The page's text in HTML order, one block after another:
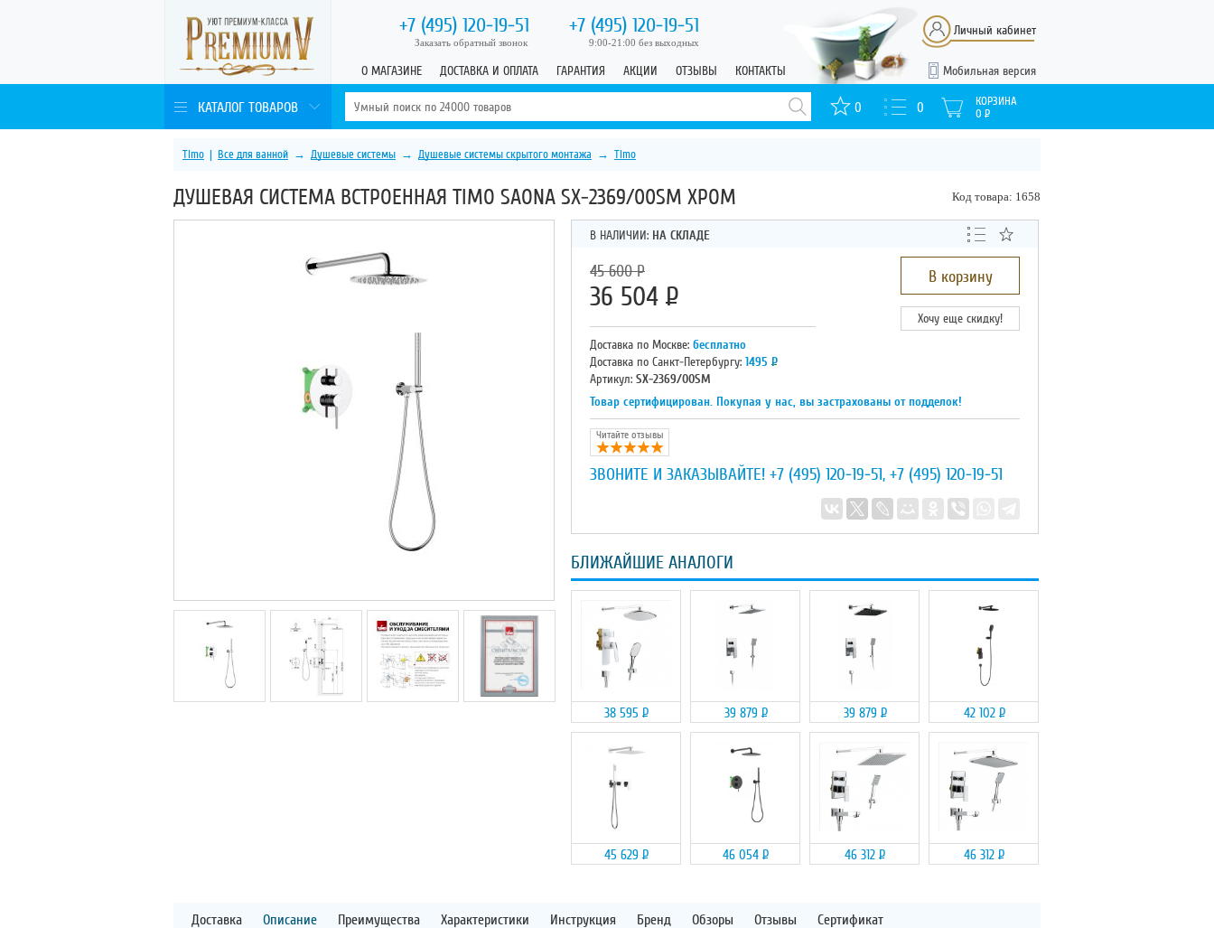
+7 (495) 120-19-51 +7 (495) 120-19-51
Заказать обратный звонок 9:00-21:00 без выходных
О МАГАЗИНЕ ДОСТАВКА И ОПЛАТА ГАРАНТИЯ АКЦИИ ОТЗЫВЫ КОНТАКТЫ Мобильная версия
Личный кабинет
КАТАЛОГ ТОВАРОВ 0 0
КОРЗИНА
0 Р
Timo | Все для ванной → Душевые системы → Душевые системы скрытого монтажа → Timo
Код товара: 1658
ДУШЕВАЯ СИСТЕМА ВСТРОЕННАЯ TIMO SAONA SX-2369/00SM ХРОМ
В НАЛИЧИИ: НА СКЛАДЕ
45 600Р
36 504 Р
В корзину
Хочу еще скидку!
Доставка по Москве: бесплатно
Доставка по Санкт-Петербургу: 1495 Р
Артикул: SX-2369/00SM
Товар сертифицирован. Покупая у нас, вы застрахованы от подделок!
Читайте отзывы
ЗВОНИТЕ И ЗАКАЗЫВАЙТЕ! +7 (495) 120-19-51, +7 (495) 120-19-51
БЛИЖАЙШИЕ АНАЛОГИ
38 595 Р 39 879 Р 39 879 Р 42 102 Р
45 629 Р 46 054 Р 46 312 Р 46 312 Р
Доставка Описание Преимущества Характеристики Инструкция Бренд Обзоры Отзывы Сертификат